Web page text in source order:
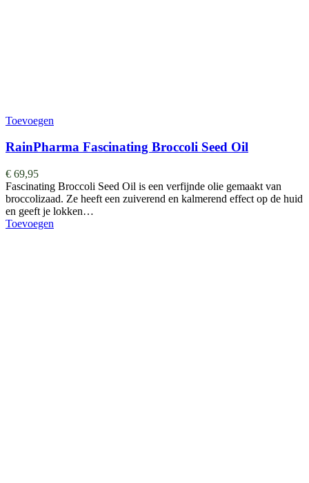
Toevoegen
RainPharma Fascinating Broccoli Seed Oil
€ 69,95
Fascinating Broccoli Seed Oil is een verfijnde olie gemaakt van
broccolizaad. Ze heeft een zuiverend en kalmerend effect op de huid
en geeft je lokken…
Toevoegen